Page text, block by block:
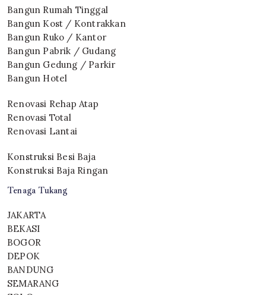
Bangun Rumah Tinggal
Bangun Kost / Kontrakkan
Bangun Ruko / Kantor
Bangun Pabrik / Gudang
Bangun Gedung / Parkir
Bangun Hotel
Renovasi Rehap Atap
Renovasi Total
Renovasi Lantai
Konstruksi Besi Baja
Konstruksi Baja Ringan
Tenaga Tukang
JAKARTA
BEKASI
BOGOR
DEPOK
BANDUNG
SEMARANG